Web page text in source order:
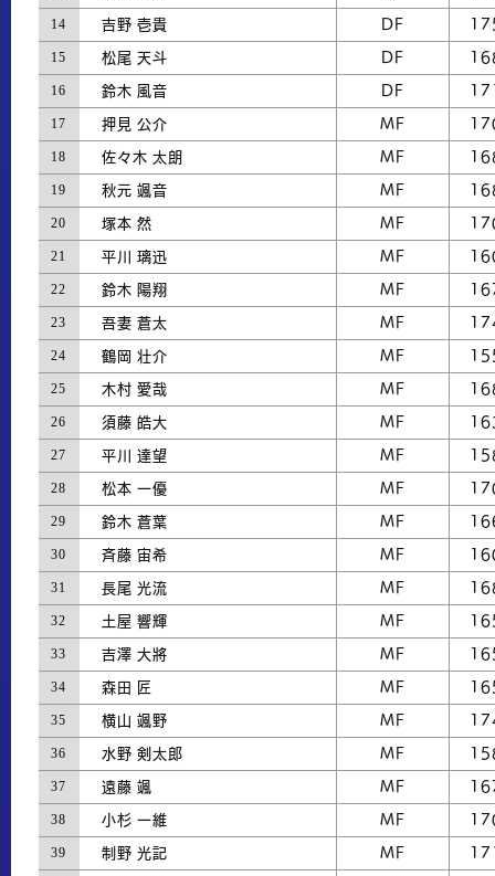
14 吉野 壱貴 DF
15 松尾 天斗 DF
16 鈴木 風音 DF
17 押見 公介 MF
18 佐々木 太朗 MF
19 秋元 颯音 MF
20 塚本 然 MF
21 平川 璃迅 MF
22 鈴木 陽翔 MF
23 吾妻 蒼太 MF
24 鶴岡 壮介 MF
25 木村 愛哉 MF
26 須藤 皓大 MF
27 平川 達望 MF
28 松本 一優 MF
29 鈴木 蒼葉 MF
30 斉藤 宙希 MF
31 長尾 光流 MF
32 土屋 響輝 MF
33 吉澤 大將 MF
34 森田 匠 MF
35 横山 颯野 MF
36 水野 剣太郎 MF
37 遠藤 颯 MF
38 小杉 一維 MF
39 制野 光記 MF